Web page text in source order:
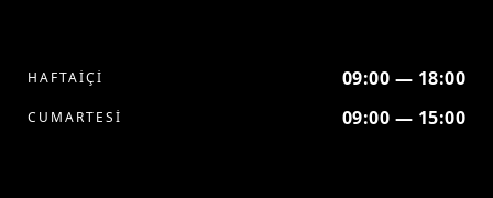
HAFTAİÇİ 09:00 — 18:00
CUMARTESİ 09:00 — 15:00